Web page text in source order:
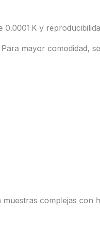
K y
mayor comodidad,
complejas con